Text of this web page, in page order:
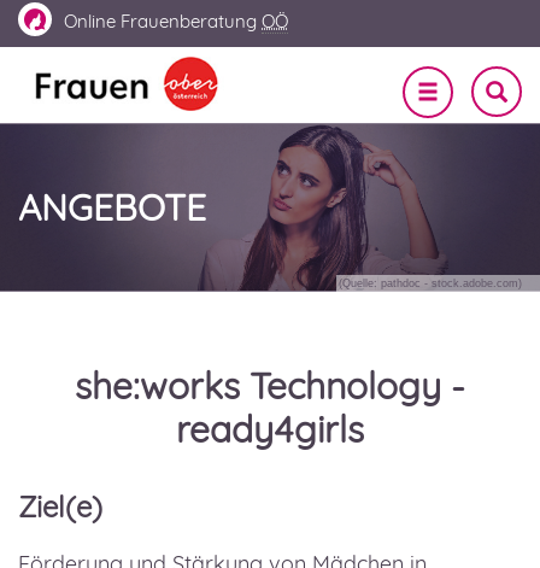
Online Frauenberatung OÖ
SUCHE
EIN-
UND
Navigation
ein-/
ANGEBOTE
(Quelle: pathdoc - stock.adobe.com)
she:works Technology -
ready4girls
Ziel(e)